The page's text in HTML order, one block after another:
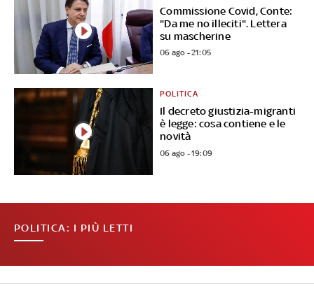
Commissione Covid, Conte:
"Da me no illeciti". Lettera
su mascherine
06 ago - 21:05
Il decreto giustizia-migranti
è legge: cosa contiene e le
novità
POLITICA
06 ago - 19:09
POLITICA: I PIÙ LETTI